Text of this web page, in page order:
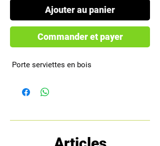
Ajouter au panier
Commander et payer
Porte serviettes en bois